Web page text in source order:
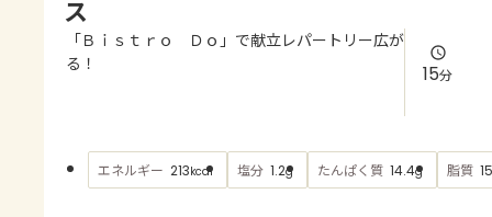
ス
「Ｂｉｓｔｒｏ Ｄｏ」で献立レパートリー広が
る！
15分
エネルギー 213kcal 塩分 1.2g たんぱく質 14.4g 脂質